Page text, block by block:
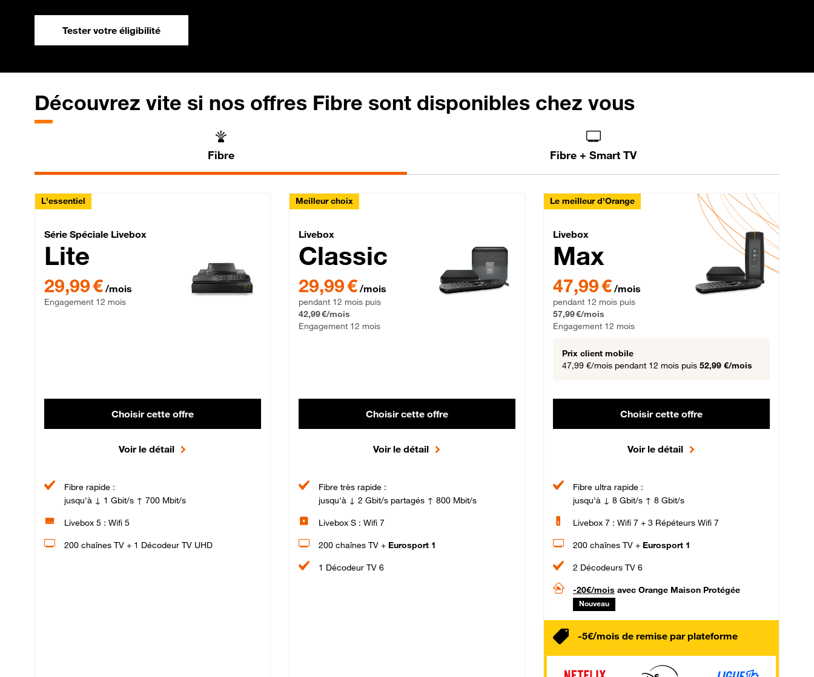
Tester votre éligibilité
Découvrez vite si nos offres Fibre sont disponibles chez vous
Fibre Fibre + Smart TV
L'essentiel
Série Spéciale Livebox Lite Fibre
Série Spéciale Livebox
Lite
29,99 € par mois , Engagement 12 mois
29,99 € /mois
Engagement 12 mois
Choisir cette offre
Voir le détail
Fibre rapide :
jusqu'à ↓ 1 Gbit/s ↑ 700 Mbit/s
Livebox 5 : Wifi 5
200 chaînes TV + 1 Décodeur TV UHD
Meilleur choix
Livebox Classic Fibre
Livebox
Classic
29,99 € par mois pendant 12 mois puis 42,99 € par mois, Engagement 12 mois
29,99 € /mois
pendant 12 mois puis
42,99 €/mois
Engagement 12 mois
Choisir cette offre
Voir le détail
Fibre très rapide :
jusqu'à ↓ 2 Gbit/s partagés ↑ 800 Mbit/s
Livebox S : Wifi 7
200 chaînes TV + Eurosport 1
1 Décodeur TV 6
Le meilleur d'Orange
Livebox Max Fibre
Livebox
Max
47,99 € par mois pendant 12 mois puis 57,99 € par mois,
47,99 € /mois
pendant 12 mois puis
57,99 €/mois
Engagement 12 mois
Prix client mobile
47,99 €/mois pendant 12 mois puis 52,99 €/mois
Choisir cette offre
Voir le détail
Fibre ultra rapide :
jusqu'à ↓ 8 Gbit/s ↑ 8 Gbit/s
Livebox 7 : Wifi 7 + 3 Répéteurs Wifi 7
200 chaînes TV + Eurosport 1
2 Décodeurs TV 6
-20€/mois avec Orange Maison Protégée
Nouveau
-5€/mois de remise par plateforme